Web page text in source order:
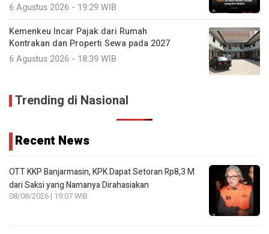
6 Agustus 2026 - 19:29 WIB
Kemenkeu Incar Pajak dari Rumah
Kontrakan dan Properti Sewa pada 2027
6 Agustus 2026 - 18:39 WIB
Trending di Nasional
Recent News
OTT KKP Banjarmasin, KPK Dapat Setoran Rp8,3 M
dari Saksi yang Namanya Dirahasiakan
08/08/2026 | 19:07 WIB